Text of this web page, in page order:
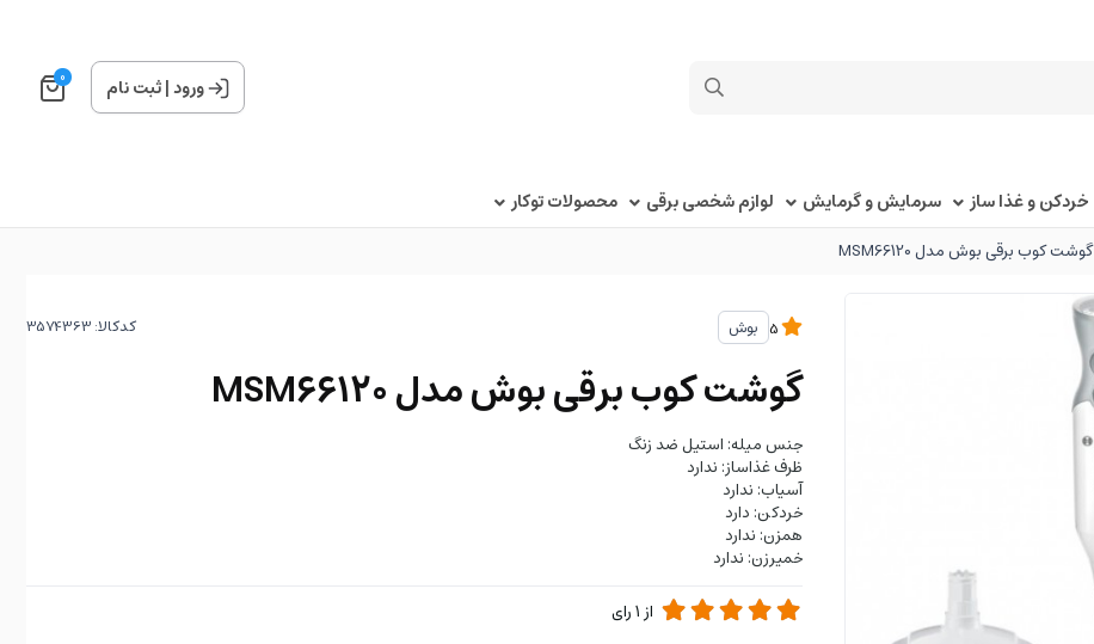
ورود|ثبت نام 0
خردکن و غذا ساز سرمایش و گرمایش لوازم شخصی برقی محصولات توکار
گوشت کوب برقی بوش مدل MSM66120
بوش کدکالا:
گوشت کوب برقی بوش مدل MSM66120
جنس میله: استیل ضد زنگ
ظرف غذاساز: ندارد
آسیاب: ندارد
خردکن: دارد
همزن: ندارد
خمیرزن: ندارد
از1رای